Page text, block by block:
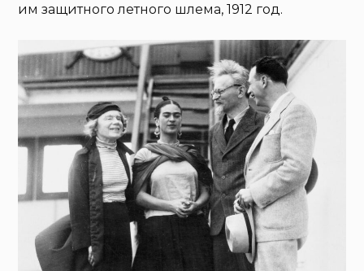
им защитного летного шлема, 1912 год.